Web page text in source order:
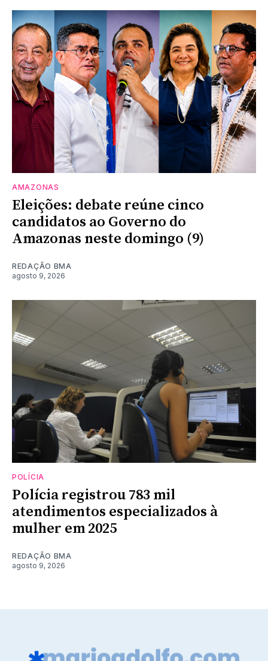
AMAZONAS
Eleições: debate reúne cinco
candidatos ao Governo do
Amazonas neste domingo (9)
REDAÇÃO BMA
agosto 9, 2026
POLÍCIA
Polícia registrou 783 mil
atendimentos especializados à
mulher em 2025
REDAÇÃO BMA
agosto 9, 2026